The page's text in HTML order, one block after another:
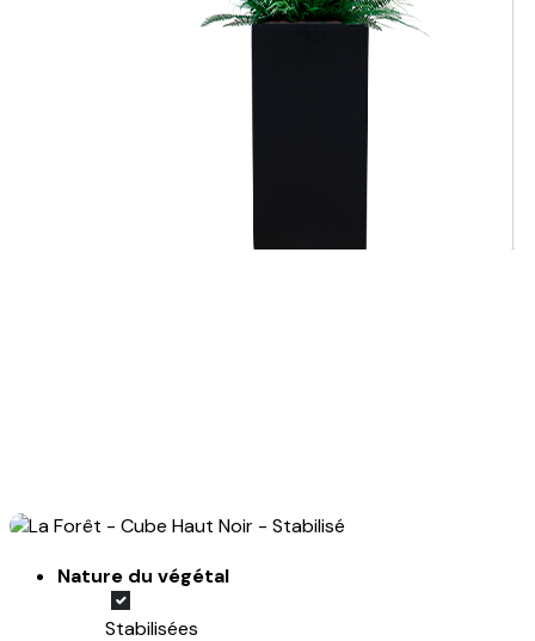
Nature du végétal
Stabilisées